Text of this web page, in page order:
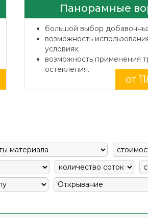
Панорамные
большой выбор
возможность
условиях;
возможность применения
остекления.
от